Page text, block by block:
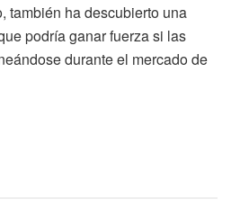
también ha descubierto una
podría ganar fuerza si las
durante el mercado de